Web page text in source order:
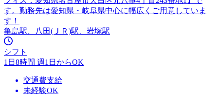
す。勤務先は愛知県・岐阜県中心に幅広くご用意していま
す！
亀島駅、八田(ＪＲ)駅、岩塚駅
シフト
1日8時間 週1日からOK
交通費支給
未経験OK